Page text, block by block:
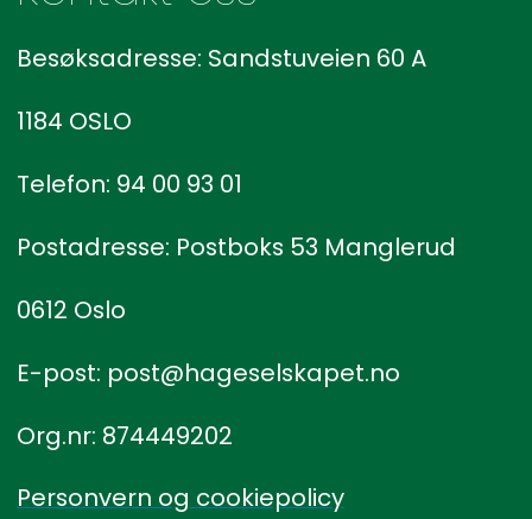
Besøksadresse: Sandstuveien 60 A
1184 OSLO
Telefon: 94 00 93 01
Postadresse: Postboks 53 Manglerud
0612 Oslo
E-post: post@hageselskapet.no
Org.nr: 874449202
Personvern og cookiepolicy